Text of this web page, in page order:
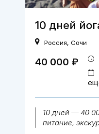
10 дней
Россия, Сочи
10 дней — 40
питание,
40 000 ₽